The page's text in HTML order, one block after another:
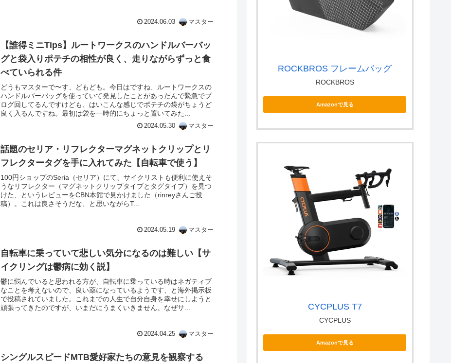
2024.06.03 マスター
【誰得ミニTips】ルートワークスのハンドルバーバッ
グと袋入りポテチの相性が良く、走りながらずっと食
べていられる件
どうもマスターで〜す、どもども。今日はですね、ルートワークスの
ハンドルバーバッグを使っていて発見したことがあったんで緊急でブ
ログ回してるんですけども、はいこんな感じでポテチの袋がちょうど
良く入るんですね。最初は袋を一時的にちょっと置いてみた...
2024.05.30 マスター
話題のセリア・リフレクターマグネットクリップとリ
フレクタータグを手に入れてみた【自転車で使う】
100円ショップのSeria（セリア）にて、サイクリストも便利に使えそ
うなリフレクター（マグネットクリップタイプとタグタイプ）を見つ
けた、というレビューをCBN本館で見かけました（rinreyさんご投
稿）。これは良さそうだな、と思いながらT...
2024.05.19 マスター
自転車に乗っていて悲しい気分になるのは難しい【サ
イクリングは鬱病に効く説】
鬱に悩んでいると思われる方が、自転車に乗っている時はネガティブ
なことを考えないので、良い薬になっているようです、と海外掲示板
で投稿されていました。これまでの人生で自分自身を幸せにしようと
頑張ってきたのですが、いまだにうまくいきません。なぜサ...
2024.04.25 マスター
シングルスピードMTB愛好家たちの意見を観察する
ROCKBROS フレームバッグ
ROCKBROS
Amazonで見る
CYCPLUS T7
CYCPLUS
Amazonで見る